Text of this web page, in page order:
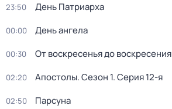
23:50 День Патриарха
00:00 День ангела
00:30 От воскресенья до воскресения
02:20 Апостолы. Сезон 1. Серия 12-я
02:50 Парсуна